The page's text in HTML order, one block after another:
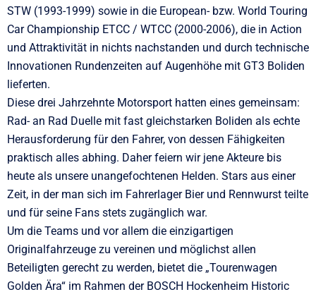
STW (1993-1999) sowie in die European- bzw. World Touring
Car Championship ETCC / WTCC (2000-2006), die in Action
und Attraktivität in nichts nachstanden und durch technische
Innovationen Rundenzeiten auf Augenhöhe mit GT3 Boliden
lieferten.
Diese drei Jahrzehnte Motorsport hatten eines gemeinsam:
Rad- an Rad Duelle mit fast gleichstarken Boliden als echte
Herausforderung für den Fahrer, von dessen Fähigkeiten
praktisch alles abhing. Daher feiern wir jene Akteure bis
heute als unsere unangefochtenen Helden. Stars aus einer
Zeit, in der man sich im Fahrerlager Bier und Rennwurst teilte
und für seine Fans stets zugänglich war.
Um die Teams und vor allem die einzigartigen
Originalfahrzeuge zu vereinen und möglichst allen
Beteiligten gerecht zu werden, bietet die „Tourenwagen
Golden Ära“ im Rahmen der BOSCH Hockenheim Historic